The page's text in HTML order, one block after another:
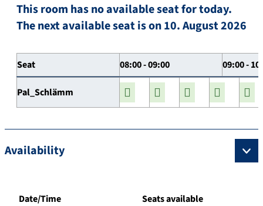
This room has no available seat for today.
The next available seat is on 10. August 2026
Seat 08:00 - 09:00 09:00 -
Pal_Schlämm
Availability
Date/Time Seats available